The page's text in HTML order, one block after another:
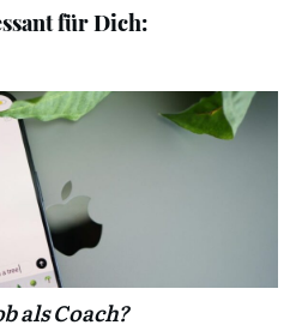
für Dich:
als Coach?